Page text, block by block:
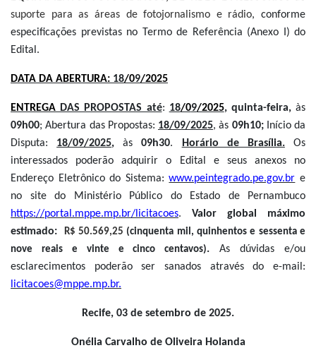
suporte para as áreas de fotojornalismo e rádio, conforme
especificações previstas no Termo de Referência (Anexo I) do
Edital.
DATA DA ABERTURA: 18/09/2025
ENTREGA DAS PROPOSTAS até: 18/09/2025, quinta-feira,às
09h00; Abertura das Propostas: 18/09/2025, às 09h10;Início da
Disputa: 18/09/2025,às09h30. Horário de Brasília.Os
interessados poderão adquirir o Edital e seus anexos no
Endereço Eletrônico do Sistema:www.peintegrado.pe.gov.br e
no site do Ministério Público do Estado de Pernambuco
https://portal.mppe.mp.br/licitacoes. Valor global máximo
estimado:
R$ 50.569,25 (cinquenta mil, quinhentos e sessenta e
nove reais e vinte e cinco centavos). As dúvidas e/ou
esclarecimentos poderão ser sanados através do e-mail:
licitacoes@mppe.mp.br.
Recife, 03 de setembro de 2025.
Onélia Carvalho de Oliveira Holanda